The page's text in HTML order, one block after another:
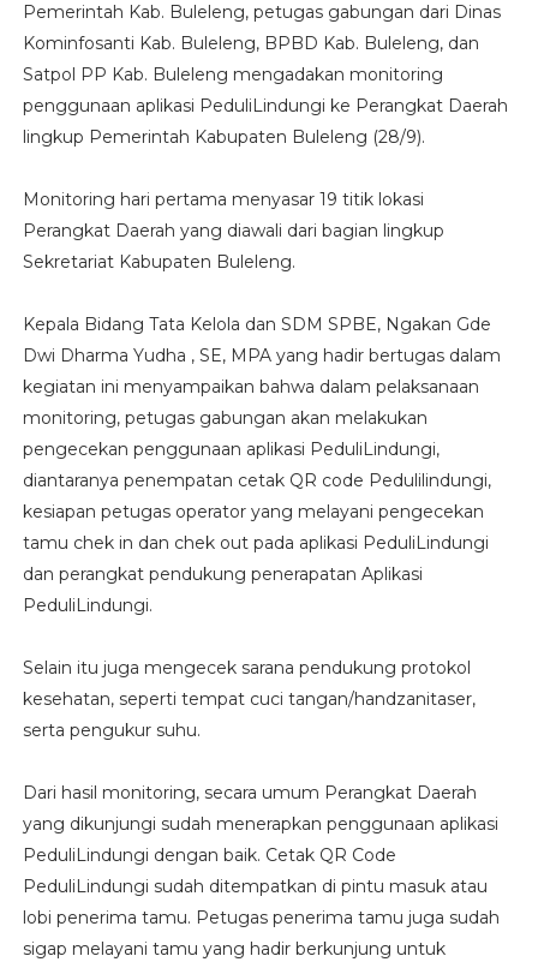
Pemerintah Kab. Buleleng, petugas gabungan dari Dinas
Kominfosanti Kab. Buleleng, BPBD Kab. Buleleng, dan
Satpol PP Kab. Buleleng mengadakan monitoring
penggunaan aplikasi PeduliLindungi ke Perangkat Daerah
lingkup Pemerintah Kabupaten Buleleng (28/9).
Monitoring hari pertama menyasar 19 titik lokasi
Perangkat Daerah yang diawali dari bagian lingkup
Sekretariat Kabupaten Buleleng.
Kepala Bidang Tata Kelola dan SDM SPBE, Ngakan Gde
Dwi Dharma Yudha , SE, MPA yang hadir bertugas dalam
kegiatan ini menyampaikan bahwa dalam pelaksanaan
monitoring, petugas gabungan akan melakukan
pengecekan penggunaan aplikasi PeduliLindungi,
diantaranya penempatan cetak QR code Pedulilindungi,
kesiapan petugas operator yang melayani pengecekan
tamu chek in dan chek out pada aplikasi PeduliLindungi
dan perangkat pendukung penerapatan Aplikasi
PeduliLindungi.
Selain itu juga mengecek sarana pendukung protokol
kesehatan, seperti tempat cuci tangan/handzanitaser,
serta pengukur suhu.
Dari hasil monitoring, secara umum Perangkat Daerah
yang dikunjungi sudah menerapkan penggunaan aplikasi
PeduliLindungi dengan baik. Cetak QR Code
PeduliLindungi sudah ditempatkan di pintu masuk atau
lobi penerima tamu. Petugas penerima tamu juga sudah
sigap melayani tamu yang hadir berkunjung untuk